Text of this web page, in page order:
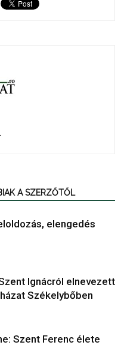
A SZERZŐTŐL
elengedés
Ignácról elnevezett
Székelybőben
Szent Ferenc élete